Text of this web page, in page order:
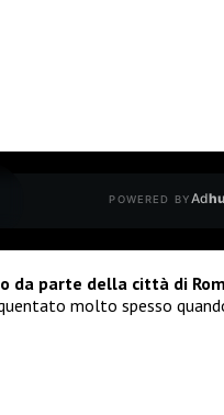
POWERED BYAd
da parte della città di
molto spesso